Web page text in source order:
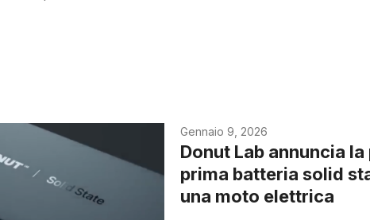
Gennaio 9, 2026
Donut Lab annuncia
prima batteria solid
una moto elettrica